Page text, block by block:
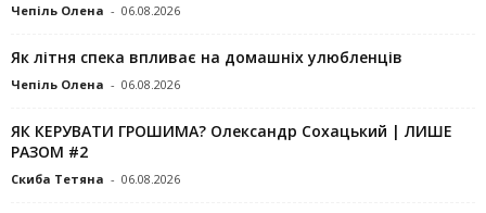
Чепіль Олена - 06.08.2026
Як літня спека впливає на домашніх улюбленців
Чепіль Олена - 06.08.2026
ЯК КЕРУВАТИ ГРОШИМА? Олександр Сохацький | ЛИШЕ
РАЗОМ #2
Скиба Тетяна - 06.08.2026